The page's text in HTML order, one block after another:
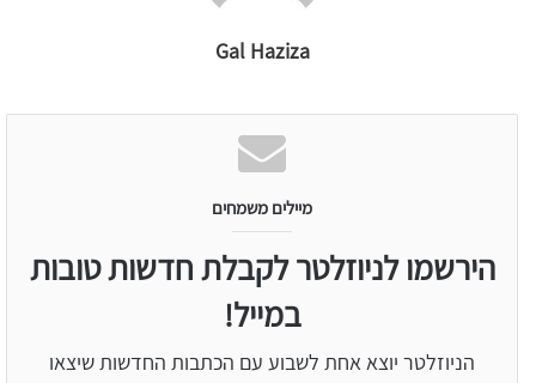
Gal Haziza
מיילים משמחים
הירשמו לניוזלטר לקבלת חדשות טובות
במייל!
הניוזלטר יוצא אחת לשבוע עם הכתבות החדשות שיצאו